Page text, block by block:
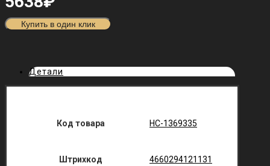
Купить в один клик
Детали
Код товара НС-1369335
Штрихкод 4660294121131